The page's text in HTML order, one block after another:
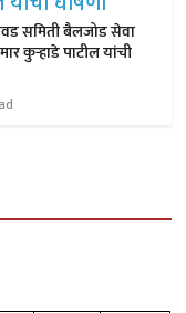
समिती बैलजोड सेवा
कुऱ्हाडे पाटील यांची